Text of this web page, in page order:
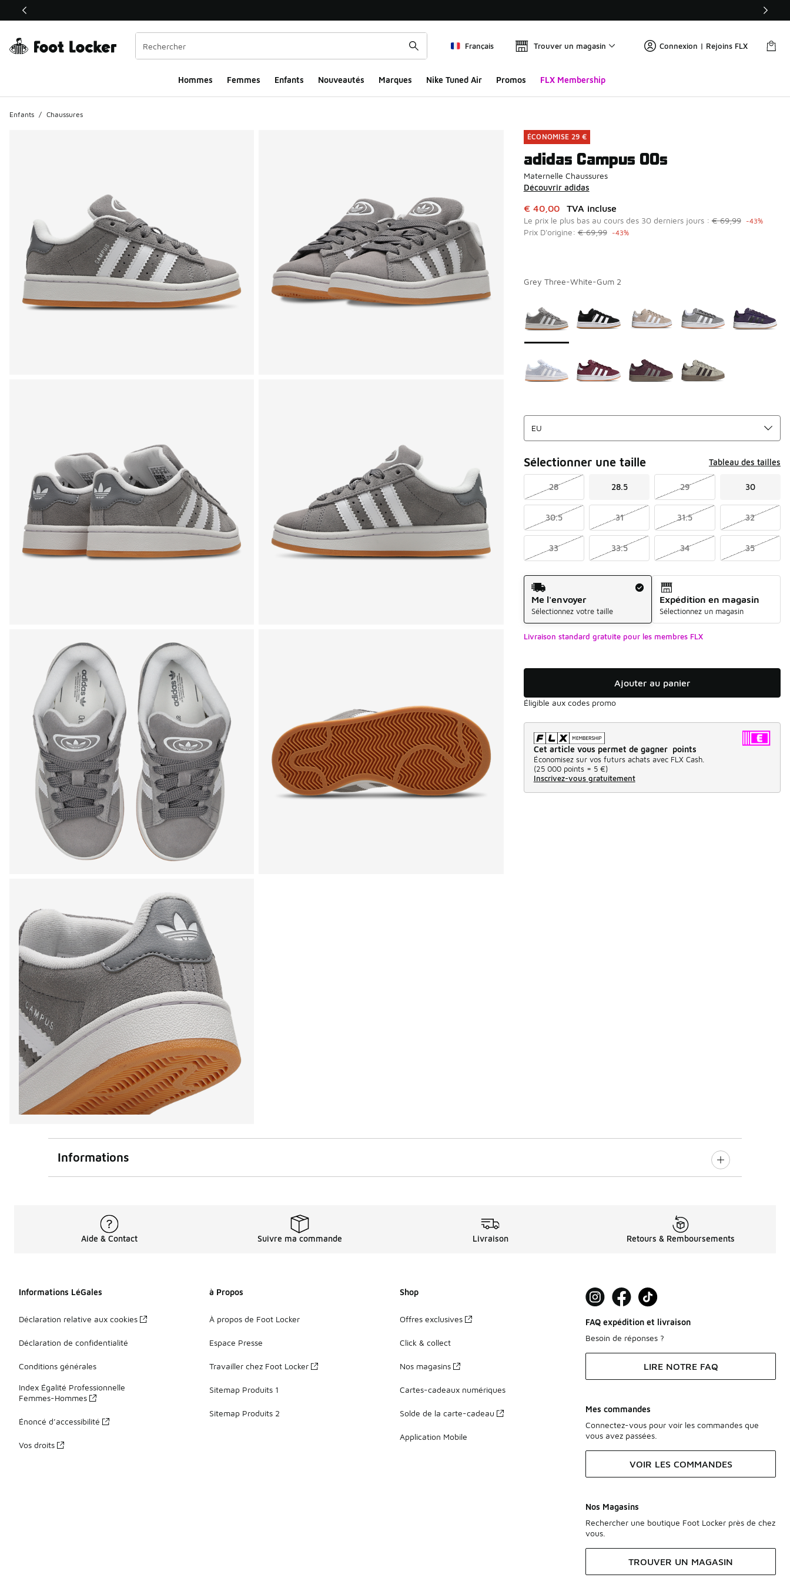
Ce lien ouvrira une nouvelle fenêtre
Français Trouver un magasin Connexion | Rejoins FLX
Hommes​ Femmes Enfants Nouveautés Marques Nike Tuned Air Promos FLX Membership
Enfants / Chaussures
ÉCONOMISE 29 €
adidas Campus 00s
Maternelle Chaussures
Découvrir adidas
Cet article est en promotion. Prix en baisse de à € 40,00
€ 40,00 TVA incluse
Le prix le plus bas au cours des 30 derniers jours :€ 69,99 -43%
Prix D'origine:€ 69,99 -43%
Grey Three-White-Gum 2
Sélectionner une taille Tableau des tailles
28 28.5 29 30
30.5 31 31.5 32
33 33.5 34 35
Mode d'expédition
Me l'envoyer
Sélectionnez votre taille
Expédition en magasin
Sélectionnez un magasin
Livraison standard gratuite pour les membres FLX
Ajouter au panier
Éligible aux codes promo
Cet article vous permet de gagner points
Économisez sur vos futurs achats avec FLX Cash.
(25 000 points = 5 €)
Inscrivez-vous gratuitement
Informations
Aide & Contact Suivre ma commande Livraison Retours & Remboursements
Informations LéGales
Déclaration relative aux cookies
Déclaration de confidentialité
Conditions générales
Index Égalité Professionnelle
Femmes-Hommes
Énoncé d’accessibilité
Vos droits
à Propos
À propos de Foot Locker
Espace Presse
Travailler chez Foot Locker
Sitemap Produits 1
Sitemap Produits 2
Shop
Offres exclusives
Click & collect
Nos magasins
Cartes-cadeaux numériques
Solde de la carte-cadeau
Application Mobile
FAQ expédition et livraison
Besoin de réponses ?
LIRE NOTRE FAQ
Mes commandes
Connectez-vous pour voir les commandes que
vous avez passées.
VOIR LES COMMANDES
Nos Magasins
Rechercher une boutique Foot Locker près de chez
vous.
TROUVER UN MAGASIN